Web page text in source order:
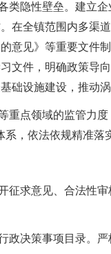
类隐性壁垒。建立
在全镇范围内多渠
意见》等重要文
文件，明确政策导
础设施建设，推动涡
点领域的监管力
，依法依规精准
征求意见、合法性
决策事项目录。